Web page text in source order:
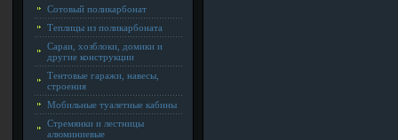
Сотовый поликарбонат
Теплицы из поликарбоната
Сараи, хозблоки, домики и
другие конструкции
Тентовые гаражи, навесы,
строения
Мобильные туалетные кабины
Стремянки и лестницы
алюминиевые